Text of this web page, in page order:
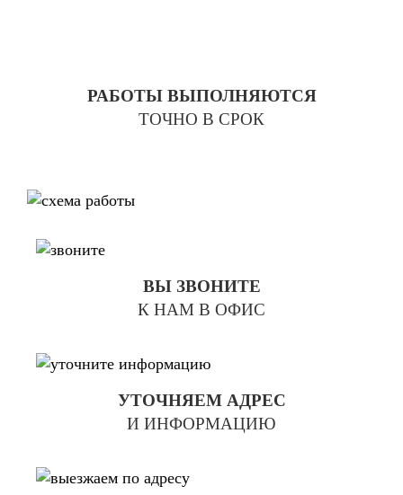
РАБОТЫ ВЫПОЛНЯЮТСЯ
ТОЧНО В СРОК
ВЫ ЗВОНИТЕ
К НАМ В ОФИС
УТОЧНЯЕМ АДРЕС
И ИНФОРМАЦИЮ